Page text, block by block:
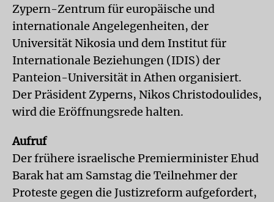
Zypern-Zentrum für europäische und
internationale Angelegenheiten, der
Universität Nikosia und dem Institut für
Internationale Beziehungen (IDIS) der
Panteion-Universität in Athen organisiert.
Der Präsident Zyperns, Nikos Christodoulides,
wird die Eröffnungsrede halten.
Aufruf
Der frühere israelische Premierminister Ehud
Barak hat am Samstag die Teilnehmer der
Proteste gegen die Justizreform aufgefordert,